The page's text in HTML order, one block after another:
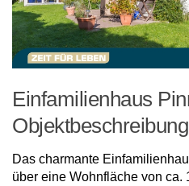
Einfamilienhaus
Objektbeschreibung
Das charmante
über eine Wohnfläche von ca.